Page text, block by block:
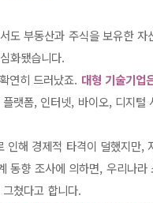
부동산과 주식을 보유한
화됐습니다.
연히 드러났죠. 대형 기술기업
랫폼, 인터넷, 바이오, 디지
해 경제적 타격이 덜했지만,
동향 조사에 의하면, 우리나
쳤다고 합니다.